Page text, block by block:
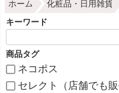
ホーム 化粧品・日用雑貨
キーワード
商品タグ
ネコポス
セレクト（店舗でも販